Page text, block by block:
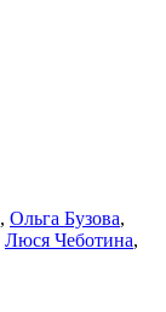
, Ольга Бузова,
Люся Чеботина,